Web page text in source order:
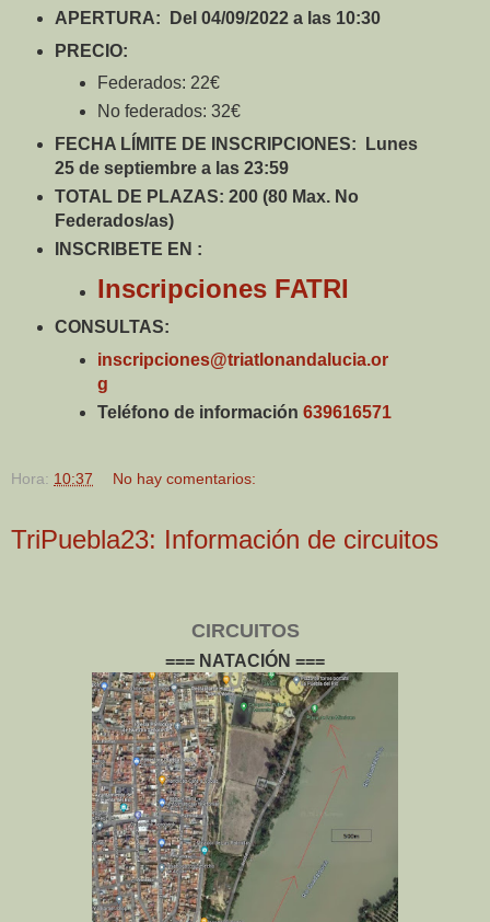
APERTURA: Del 04/09/2022 a las 10:30
PRECIO:
Federados: 22€
No federados: 32€
FECHA LÍMITE DE INSCRIPCIONES:
Lunes
25 de septiembre a las 23:59
TOTAL DE PLAZAS: 200 (80 Max. No
Federados/as)
INSCRIBETE EN :
Inscripciones FATRI
CONSULTAS:
inscripciones@triatlonandalucia.or
g
Teléfono de información639616571
Hora: 10:37 No hay comentarios:
TriPuebla23: Información de circuitos
CIRCUITOS
=== NATACIÓN ===